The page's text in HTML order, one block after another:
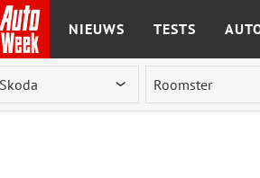
Ga naar de inhoud
NIEUWS TESTS